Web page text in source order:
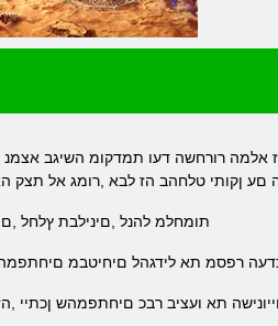
ןקותי טלחהב הז לבא ,רומג אל תצק
.תומחלמ להנל ,םינילבת ץלחל
רפסמ תא לידגהל םיחיטבמ םיחתפמה
תא ועציב רבכ םיחתפמהש ןכתיי